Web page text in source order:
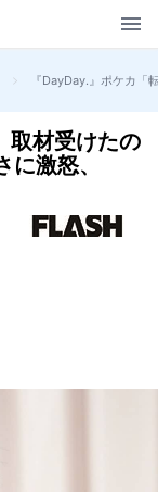
> 『DayDay.』ポケカ
取材受けたの
激怒、